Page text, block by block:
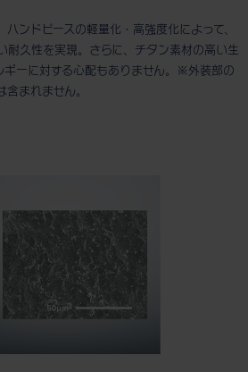
ンドピースの軽量化・高強度化によって、
耐久性を実現。さらに、チタン素材の高い生
ギーに対する心配もありません。※外装部の
含まれません。